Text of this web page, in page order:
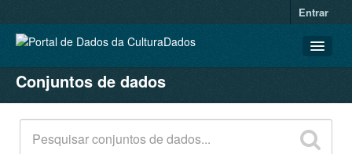
Entrar
CONJUNTOS DE DADOS
ORGANIZAÇÕES
GRUPOS
Conjuntos de dados